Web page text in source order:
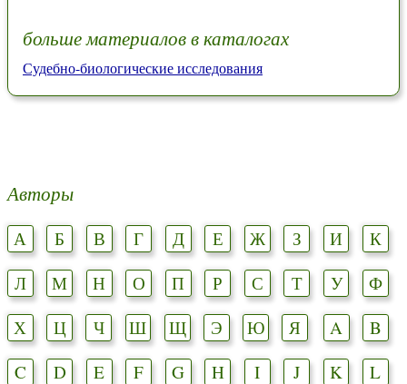
больше материалов в каталогах
Судебно-биологические исследования
Авторы
А Б В Г Д Е Ж З И
К
Л
М Н О П Р С Т У
Ф
Х
Ц Ч Ш Щ Э Ю Я A
B
C
D E F G H I J K
L